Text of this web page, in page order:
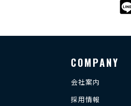
COMPANY
会社案内
採用情報